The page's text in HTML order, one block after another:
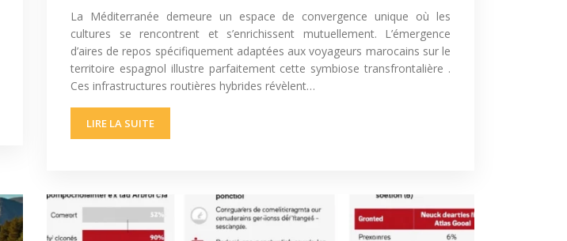
La Méditerranée demeure un espace de convergence unique où les
cultures se rencontrent et s’enrichissent mutuellement. L’émergence
d’aires de repos spécifiquement adaptées aux voyageurs marocains sur le
territoire espagnol illustre parfaitement cette symbiose transfrontalière .
Ces infrastructures routières hybrides révèlent…
LIRE LA SUITE